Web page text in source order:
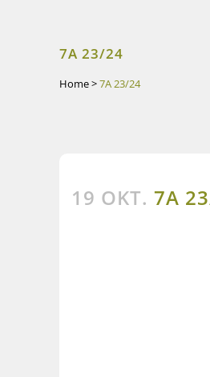
7A 23/24
Home>7A 23/24
19 OKT. 7A